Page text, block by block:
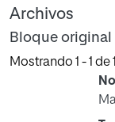
Archivos
Bloque original
Mostrando 1 - 1 de 1